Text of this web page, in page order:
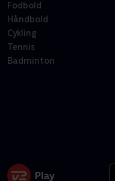
Fodbold
Håndbold
Cykling
Tennis
Badminton